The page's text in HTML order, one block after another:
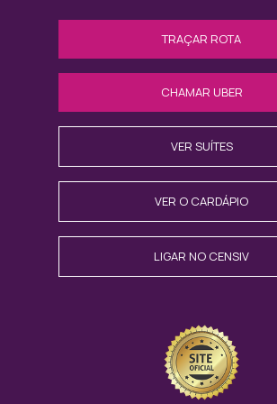
TRAÇAR ROTA
CHAMAR UBER
VER SUÍTES
VER O CARDÁPIO
LIGAR NO CENSIV